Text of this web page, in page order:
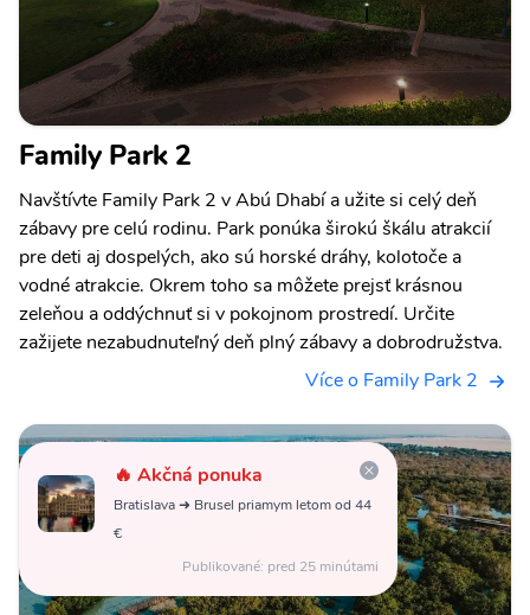
Family Park 2
Navštívte Family Park 2 v Abú Dhabí a užite si celý deň
zábavy pre celú rodinu. Park ponúka širokú škálu atrakcií
pre deti aj dospelých, ako sú horské dráhy, kolotoče a
vodné atrakcie. Okrem toho sa môžete prejsť krásnou
zeleňou a oddýchnuť si v pokojnom prostredí. Určite
zažijete nezabudnuteľný deň plný zábavy a dobrodružstva.
Více o Family Park 2
🔥 Akčná ponuka
Bratislava ➜ Brusel priamym letom od 44
€
Publikované: pred 25 minútami